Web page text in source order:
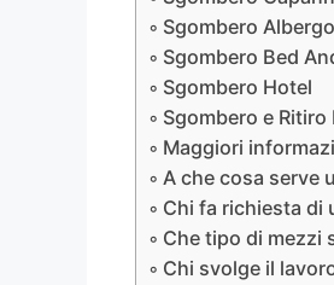
Sgombero Albergo
Sgombero Bed
Sgombero Hotel
Sgombero e Ritiro
Maggiori
A che cosa serve
Chi fa richiesta di
Che tipo di mezzi
Chi svolge il